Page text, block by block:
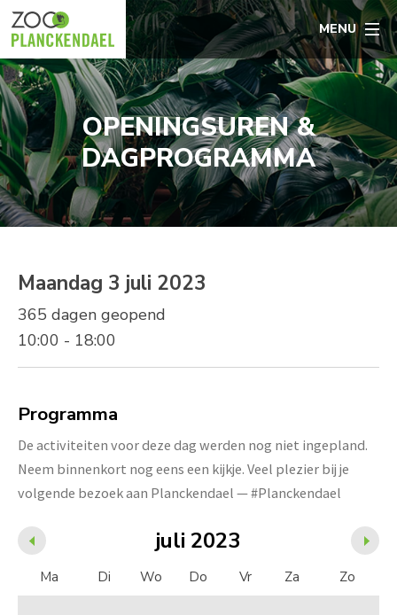
MENU
OPENINGSUREN &
DAGPROGRAMMA
Maandag 3 juli 2023
365 dagen geopend
10:00 - 18:00
Programma
De activiteiten voor deze dag werden nog niet ingepland.
Neem binnenkort nog eens een kijkje. Veel plezier bij je
volgende bezoek aan Planckendael — #Planckendael
juli 2023
Ma Di Wo Do Vr Za Zo